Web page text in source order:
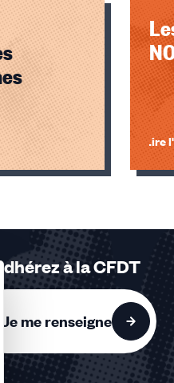
le
Lire
à la CFDT
Je me renseigne